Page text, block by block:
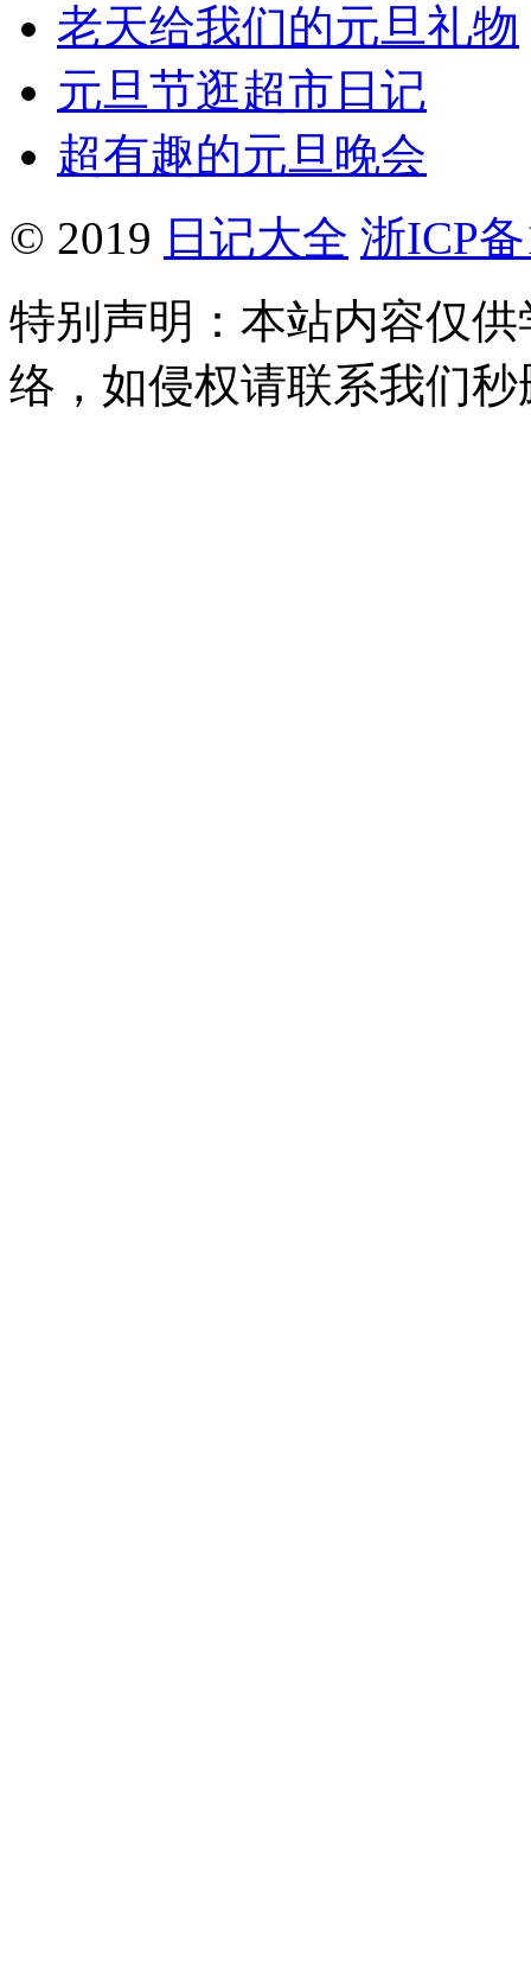
老天给我们的元旦礼物
元旦节逛超市日记
超有趣的元旦晚会
© 2019 日记大全 浙ICP
特别声明：本站内容仅
络，如侵权请联系我们秒